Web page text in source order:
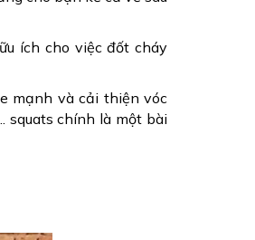
ích cho việc đốt cháy
mạnh và cải thiện vóc
squats chính là một bài